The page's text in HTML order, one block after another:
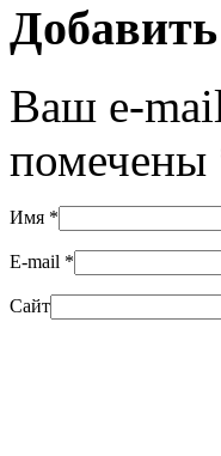
Ваш e-
помечены
Имя *
E-mail *
Сайт